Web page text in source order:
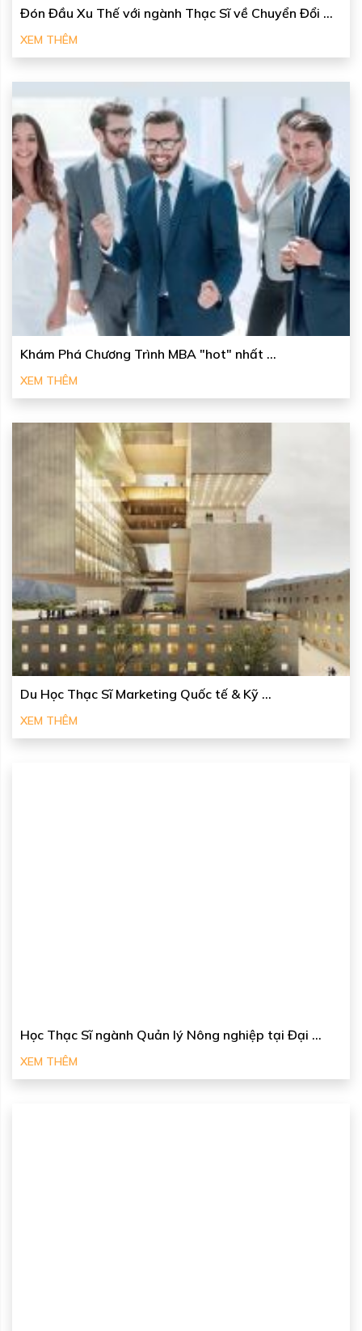
Đón Đầu Xu Thế với ngành Thạc Sĩ về Chuyển Đổi ...
XEM THÊM
Khám Phá Chương Trình MBA "hot" nhất ...
XEM THÊM
Du Học Thạc Sĩ Marketing Quốc tế & Kỹ ...
XEM THÊM
Học Thạc Sĩ ngành Quản lý Nông nghiệp tại Đại ...
XEM THÊM